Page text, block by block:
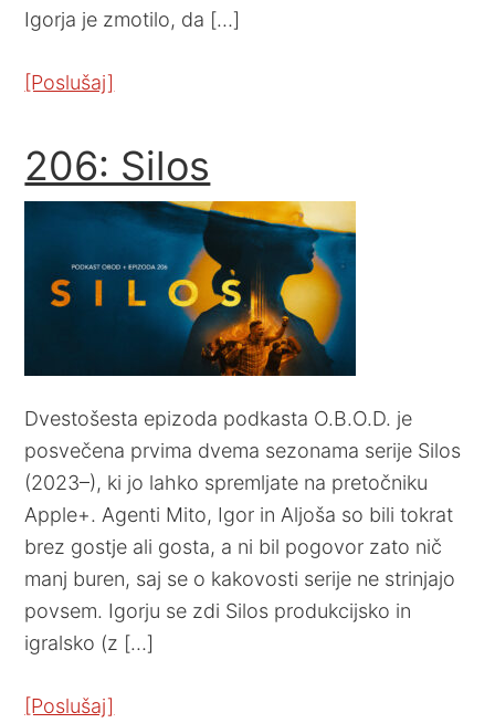
Igorja je zmotilo, da […]
[Poslušaj]
206: Silos
Dvestošesta epizoda podkasta O.B.O.D. je
posvečena prvima dvema sezonama serije Silos
(2023–), ki jo lahko spremljate na pretočniku
Apple+. Agenti Mito, Igor in Aljoša so bili tokrat
brez gostje ali gosta, a ni bil pogovor zato nič
manj buren, saj se o kakovosti serije ne strinjajo
povsem. Igorju se zdi Silos produkcijsko in
igralsko (z […]
[Poslušaj]